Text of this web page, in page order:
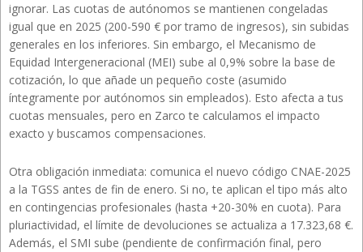
ignorar. Las cuotas de autónomos se mantienen congeladas
igual que en 2025 (200-590 € por tramo de ingresos), sin subidas
generales en los inferiores. Sin embargo, el Mecanismo de
Equidad Intergeneracional (MEI) sube al 0,9% sobre la base de
cotización, lo que añade un pequeño coste (asumido
íntegramente por autónomos sin empleados). Esto afecta a tus
cuotas mensuales, pero en Zarco te calculamos el impacto
exacto y buscamos compensaciones.
Otra obligación inmediata: comunica el nuevo código CNAE-2025
a la TGSS antes de fin de enero. Si no, te aplican el tipo más alto
en contingencias profesionales (hasta +20-30% en cuota). Para
pluriactividad, el límite de devoluciones se actualiza a 17.323,68 €.
Además, el SMI sube (pendiente de confirmación final, pero